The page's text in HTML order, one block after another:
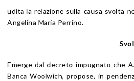
udita la relazione sulla causa svolta
Angelina Maria Perrino.
Emerge dal decreto impugnato che
Banca Woolwich, propose, in